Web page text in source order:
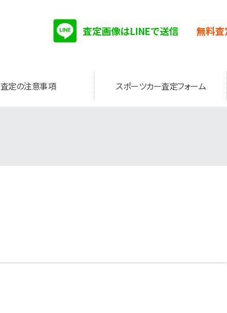
査定画像はLINEで送信 無料査
査定の注意事項 スポーツカー査定フォーム